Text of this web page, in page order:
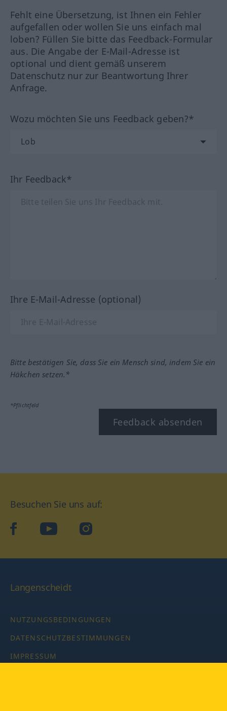
Fehlt eine Übersetzung, ist Ihnen ein Fehler
aufgefallen oder wollen Sie uns einfach mal
loben? Füllen Sie bitte das Feedback-Formular
aus. Die Angabe der E-Mail-Adresse ist
optional und dient gemäß unserem
Datenschutz nur zur Beantwortung Ihrer
Anfrage.
Wozu möchten Sie uns Feedback geben?*
Ihr Feedback*
Ihre E-Mail-Adresse (optional)
Bitte bestätigen Sie, dass Sie ein Mensch sind, indem Sie ein
Häkchen setzen.*
*Pflichtfeld
Feedback absenden
Besuchen Sie uns auf:
facebookYouTube Instagram
Langenscheidt
NUTZUNGSBEDINGUNGEN
DATENSCHUTZBESTIMMUNGEN
IMPRESSUM